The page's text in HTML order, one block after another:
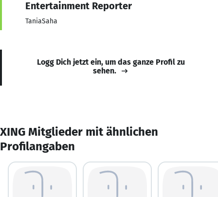
Entertainment Reporter
TaniaSaha
Logg Dich jetzt ein, um das ganze Profil zu
sehen.
XING Mitglieder mit ähnlichen
Profilangaben